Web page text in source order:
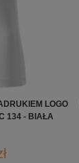
LOGO
134 - BIAŁA